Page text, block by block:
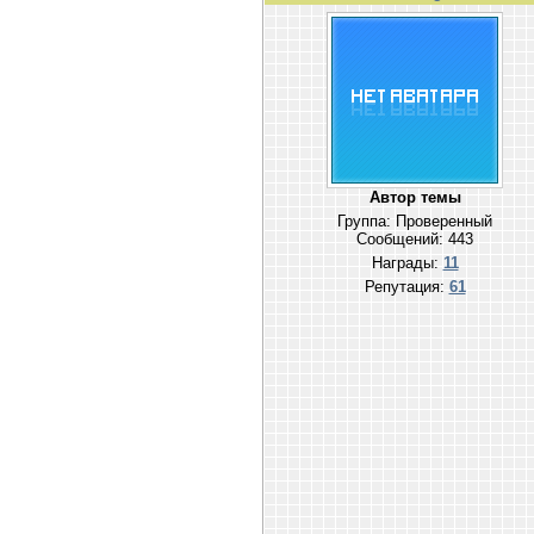
Автор темы
Группа: Проверенный
Сообщений: 443
Награды: 11
Репутация: 61